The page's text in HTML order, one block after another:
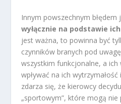
Innym powszechnym
wyłącznie na podstawie
jest ważna, to powinna być
czynników branych pod
wszystkim funkcjonalne, a ich
wpływać na ich
zdarza się, że kierowcy
„sportowym”, które mogą